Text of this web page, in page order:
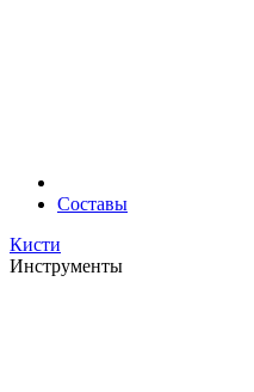
Составы
Кисти
Инструменты